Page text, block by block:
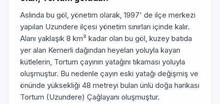
Aslında bu göl, yönetim olarak, 1997' de ilçe merkezi
yapılan Uzundere ilçesi yönetim sınırları içinde kalır.
Alanı yaklaşık 8 km² kadar olan bu göl, kuzey batıda
yer alan Kemerli dağından heyelan yoluyla kayan
kütlelerin, Tortum çayının yatağını tıkaması yoluyla
oluşmuştur. Bu nedenle çayın eski yatağı değişmiş ve
önünde yüksekliği 48 metreyi bulan ünlü doğa harikası
Tortum (Uzundere) Çağlayanı oluşmuştur.